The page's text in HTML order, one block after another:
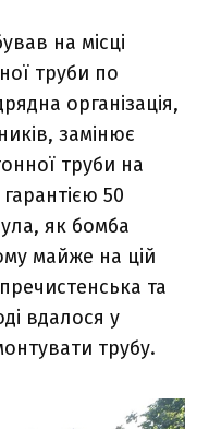
на місці
труби по
організація,
замінює
труби на
50
як бомба
майже на цій
та
вдалося у
трубу.